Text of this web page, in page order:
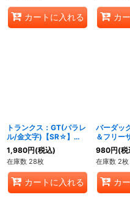
カートに入れる カ
トランクス：GT(パラレ
ル/金文字)【SR☆】
{FB04-114}
1,980円(税込)
在庫数 28枚
カートに入れる
バーダッ
＆フリー
{FB03-
980円(税
在庫数 2枚
カ